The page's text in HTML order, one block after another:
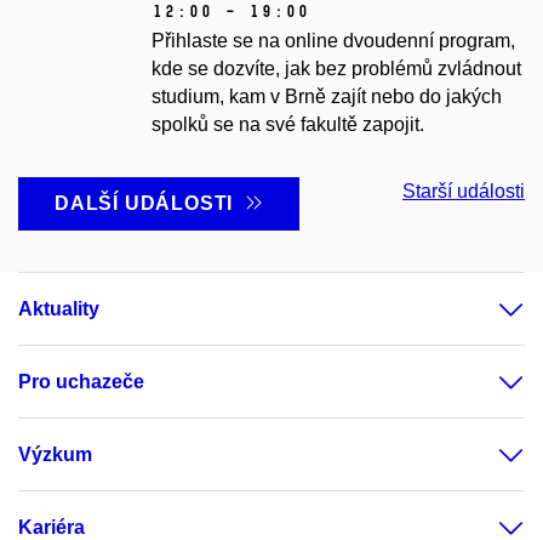
12:00 – 19:00
Přihlaste se na online dvoudenní program,
kde se dozvíte, jak bez problémů zvládnout
studium, kam v Brně zajít nebo do jakých
spolků se na své fakultě zapojit.
DALŠÍ UDÁLOSTI
Starší události
Aktuality
Pro uchazeče
Výzkum
Kariéra